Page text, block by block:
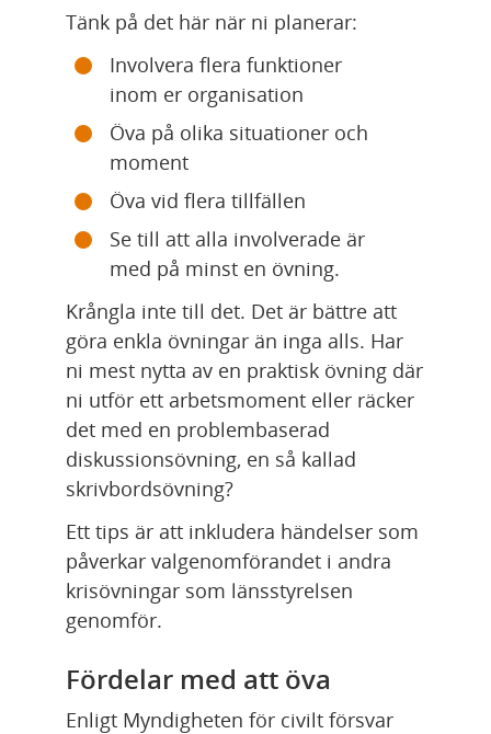
Tänk på det här när ni planerar:
Involvera flera funktioner
inom er organisation
Öva på olika situationer och
moment
Öva vid flera tillfällen
Se till att alla involverade är
med på minst en övning.
Krångla inte till det. Det är bättre att
göra enkla övningar än inga alls. Har
ni mest nytta av en praktisk övning där
ni utför ett arbetsmoment eller räcker
det med en problembaserad
diskussionsövning, en så kallad
skrivbordsövning?
Ett tips är att inkludera händelser som
påverkar valgenomförandet i andra
krisövningar som länsstyrelsen
genomför.
Fördelar med att öva
Enligt Myndigheten för civilt försvar